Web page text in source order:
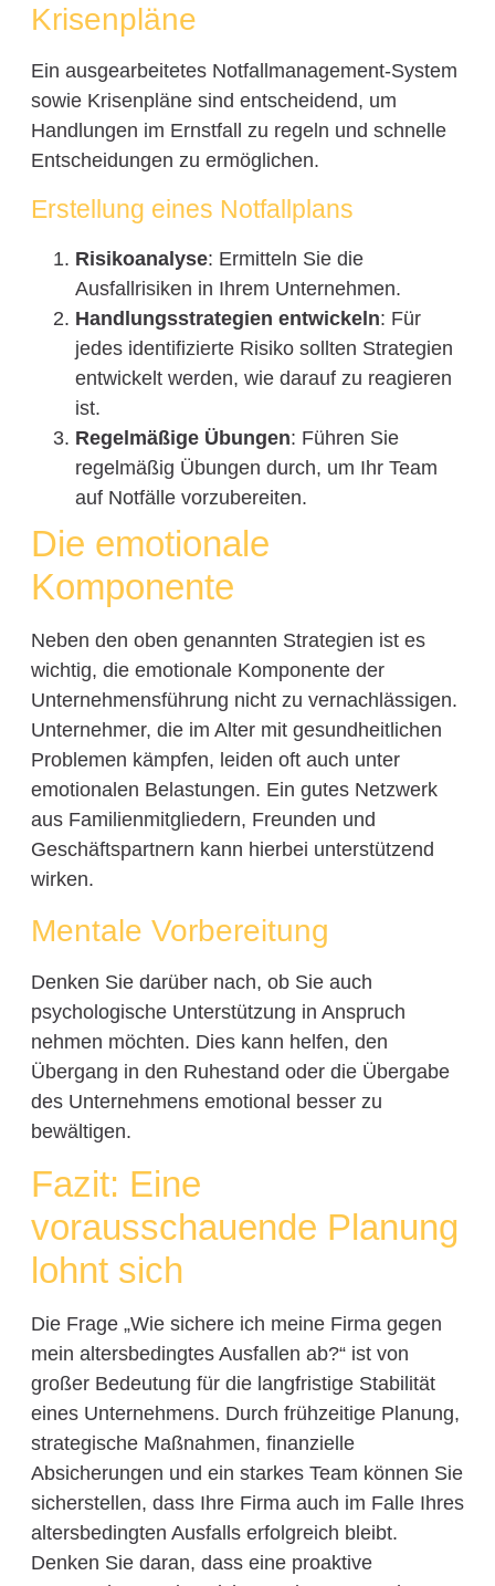
Krisenpläne
Ein ausgearbeitetes Notfallmanagement-System
sowie Krisenpläne sind entscheidend, um
Handlungen im Ernstfall zu regeln und schnelle
Entscheidungen zu ermöglichen.
Erstellung eines Notfallplans
Risikoanalyse: Ermitteln Sie die
Ausfallrisiken in Ihrem Unternehmen.
Handlungsstrategien entwickeln: Für
jedes identifizierte Risiko sollten Strategien
entwickelt werden, wie darauf zu reagieren
ist.
Regelmäßige Übungen: Führen Sie
regelmäßig Übungen durch, um Ihr Team
auf Notfälle vorzubereiten.
Die emotionale
Komponente
Neben den oben genannten Strategien ist es
wichtig, die emotionale Komponente der
Unternehmensführung nicht zu vernachlässigen.
Unternehmer, die im Alter mit gesundheitlichen
Problemen kämpfen, leiden oft auch unter
emotionalen Belastungen. Ein gutes Netzwerk
aus Familienmitgliedern, Freunden und
Geschäftspartnern kann hierbei unterstützend
wirken.
Mentale Vorbereitung
Denken Sie darüber nach, ob Sie auch
psychologische Unterstützung in Anspruch
nehmen möchten. Dies kann helfen, den
Übergang in den Ruhestand oder die Übergabe
des Unternehmens emotional besser zu
bewältigen.
Fazit: Eine
vorausschauende Planung
lohnt sich
Die Frage „Wie sichere ich meine Firma gegen
mein altersbedingtes Ausfallen ab?“ ist von
großer Bedeutung für die langfristige Stabilität
eines Unternehmens. Durch frühzeitige Planung,
strategische Maßnahmen, finanzielle
Absicherungen und ein starkes Team können Sie
sicherstellen, dass Ihre Firma auch im Falle Ihres
altersbedingten Ausfalls erfolgreich bleibt.
Denken Sie daran, dass eine proaktive